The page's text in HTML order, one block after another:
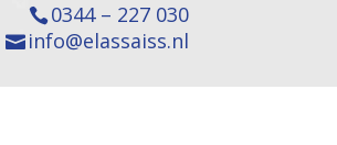
0344 – 227 030
info@elassaiss.nl